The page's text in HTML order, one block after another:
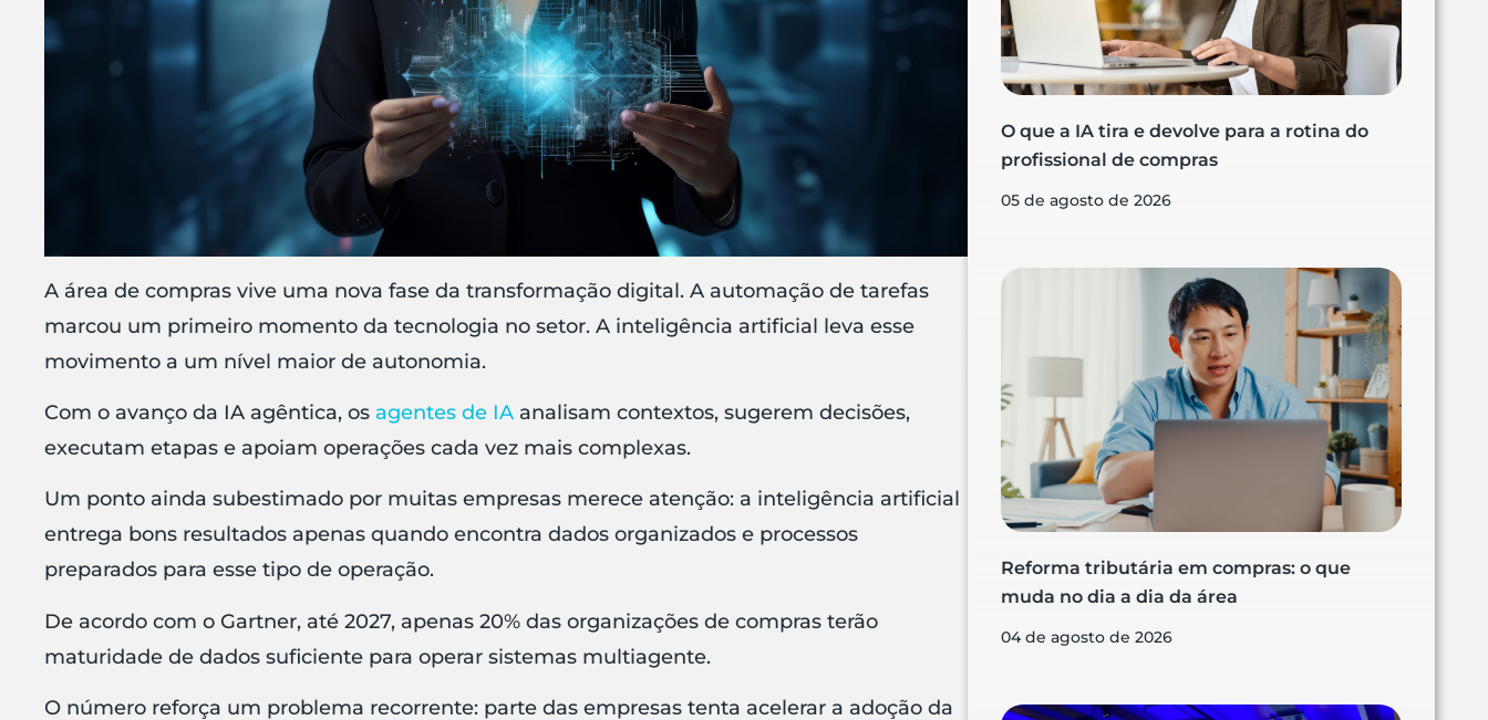
A área de compras vive uma nova fase da transformação digital. A automação de tarefas
marcou um primeiro momento da tecnologia no setor. A inteligência artificial leva esse
movimento a um nível maior de autonomia.
Com o avanço da IA agêntica, os agentes de IA analisam contextos, sugerem decisões,
executam etapas e apoiam operações cada vez mais complexas.
Um ponto ainda subestimado por muitas empresas merece atenção: a inteligência artificial
entrega bons resultados apenas quando encontra dados organizados e processos
preparados para esse tipo de operação.
De acordo com o Gartner, até 2027, apenas 20% das organizações de compras terão
maturidade de dados suficiente para operar sistemas multiagente.
O número reforça um problema recorrente: parte das empresas tenta acelerar a adoção da
O que a IA tira e devolve para a rotina do
profissional de compras
05 de agosto de 2026
Reforma tributária em compras: o que
muda no dia a dia da área
04 de agosto de 2026